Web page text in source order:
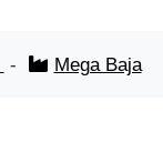
- Mega Baja